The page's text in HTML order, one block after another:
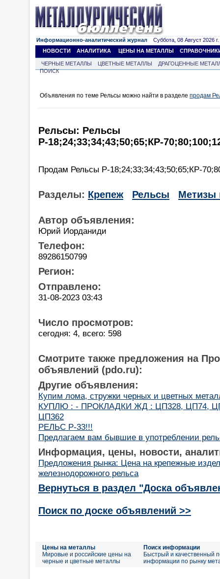
Информационно-аналитический журнал Суббота, 08 Август 2026 г.
НОВОСТИ
АНАЛИТИКА ЦЕНЫ НА МЕТАЛЛЫ
ЧЕРНЫЕ МЕТАЛЛЫ ЦВЕТНЫЕ МЕТАЛЛЫ
ДРАГОЦЕННЫЕ
ПОИСК
Объявления по теме Рельсы можно найти в разделе продам
Рельсы: Рельсы
Р-18;24;33;34;43;50;65;КР-
Продам Рельсы Р-18;24;33;34;43;50;65;КР-
Разделы: Крепеж Рельсы Метизы
Автор объявления:
Юрий Иорданиди
Телефон:
89286150799
Регион:
Отправлено:
31-08-2023 03:43
Число просмотров:
сегодня: 4, всего: 598
Смотрите также предложения на
объявлений (pdo.ru):
Другие объявления:
Купим лома, стружки черных и цветных
КУПЛЮ : - ПРОКЛАДКИ ЖД : ЦП328, ЦП74,
ЦП362
РЕЛЬС Р-33!!!
Предлагаем вам бывшие в употреблении
Информация, цены, новости,
Предложения рынка: Цена на крепежные
железнодорожного рельса
Вернуться в раздел "Доска
Поиск по доске объявлений >>
Цены на металлы
Мировые и российские цены на
черные и цветные металлы
Поиск информации
Быстрый и качественный
информации по рынку